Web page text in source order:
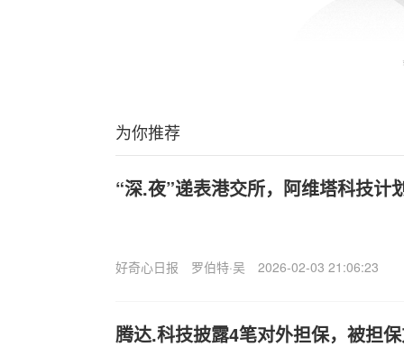
为你推荐
“深.夜”递表港交所，阿维塔科技计
好奇心日报 罗伯特·吴 2026-02-03 21:06:23
腾达.科技披露4笔对外担保，被担